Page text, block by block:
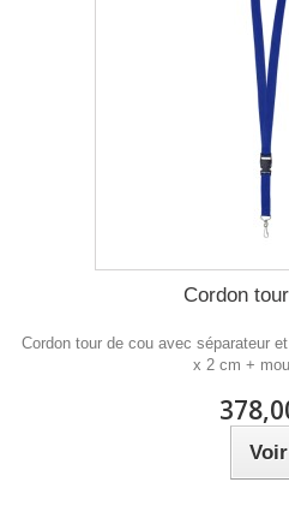
Cordon
Cordon tour de cou avec séparateur
x 2 cm +
Voir